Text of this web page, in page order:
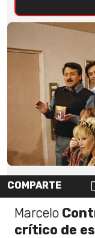
COMPARTE
Marcelo
crítico de